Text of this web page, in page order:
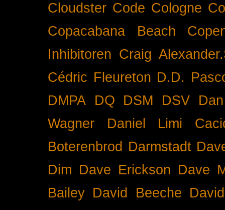
Cloudster Code Cologne
Copacabana Beach
Inhibitoren Craig
Cédric Fleureton D.D.
DMPA
DQ DSM DSV
Wagner
Daniel Limi
Boterenbrod Darmstadt
Dim Dave Erickson Dave
Bailey David Beeche